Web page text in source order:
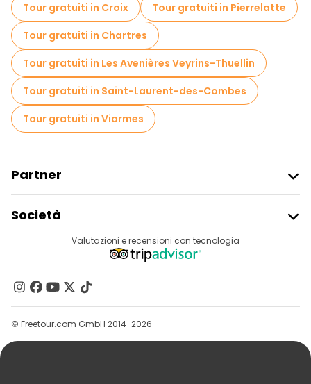
Tour gratuiti in Croix
Tour gratuiti in Pierrelatte
Tour gratuiti in Chartres
Tour gratuiti in Les Avenières Veyrins-Thuellin
Tour gratuiti in Saint-Laurent-des-Combes
Tour gratuiti in Viarmes
Partner
Accesso Del Fornitore
Programma Di Affiliazione
Società
Destinazioni
Contattaci
Gruppi
Aiuto
Valutazioni e recensioni con tecnologia
© Freetour.com GmbH 2014-2026